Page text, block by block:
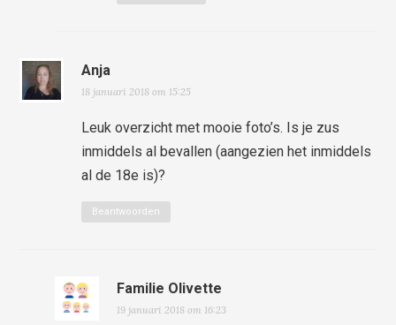
Anja
18 januari 2018 om 15:25
Leuk overzicht met mooie foto’s. Is je zus
inmiddels al bevallen (aangezien het inmiddels
al de 18e is)?
Beantwoorden
Familie Olivette
19 januari 2018 om 16:23